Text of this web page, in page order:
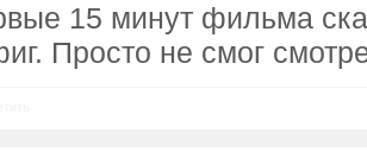
15 минут фильма
Просто не смог